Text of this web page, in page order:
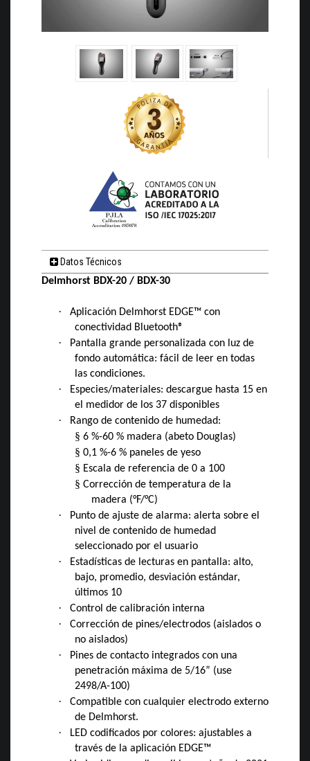
Datos Técnicos
Delmhorst BDX-20 / BDX-30
·
Aplicación Delmhorst EDGE™ con
conectividad Bluetooth®
·
Pantalla grande personalizada con luz de
fondo automática: fácil de leer en todas
las condiciones.
·
Especies/materiales: descargue hasta 15 en
el medidor de los 37 disponibles
· Rango de contenido de humedad:
§ 6 %-60 % madera (abeto Douglas)
§ 0,1 %-6 % paneles de yeso
§ Escala de referencia de 0 a 100
§ Corrección de temperatura de la
madera (°F/°C)
·
Punto de ajuste de alarma: alerta sobre el
nivel de contenido de humedad
seleccionado por el usuario
·
Estadísticas de lecturas en pantalla: alto,
bajo, promedio, desviación estándar,
últimos 10
· Control de calibración interna
·
Corrección de pines/electrodos (aislados o
no aislados)
·
Pines de contacto integrados con una
penetración máxima de 5/16” (use
2498/A-100)
·
Compatible con cualquier electrodo externo
de Delmhorst.
·
LED codificados por colores: ajustables a
través de la aplicación EDGE™